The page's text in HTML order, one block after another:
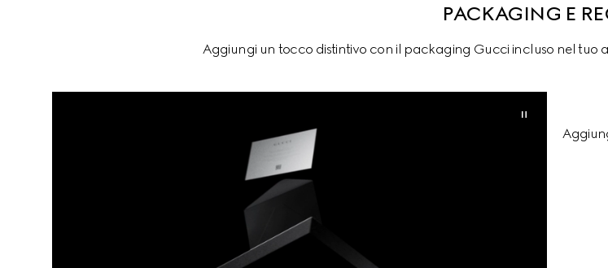
PACKAGING E
Aggiungi un tocco distintivo con il packaging Gucci incluso nel tuo